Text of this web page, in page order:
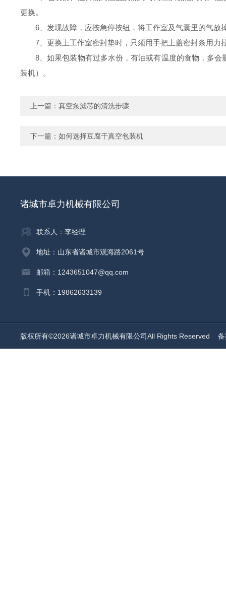
更换。
6 、发现故障，应按急停按纽，将工作室及气囊里的气
7 、更换上工作室密封垫时，只须用手把上盖密封条用
8 、如果包装物有过多水份，有油或有温度的食物，多
装机）。
上一篇： 真空泵滤芯的清洗步骤
下一篇： 如何选择豆腐干真空包装机
诸城市卓力机械有限公司
联系人：李经理
地址：山东省诸城市观海路2061号
邮箱：1243651047@qq.com
手机：19862633139
版权所有©2026诸城市卓力机械有限公司All Rights Reserved